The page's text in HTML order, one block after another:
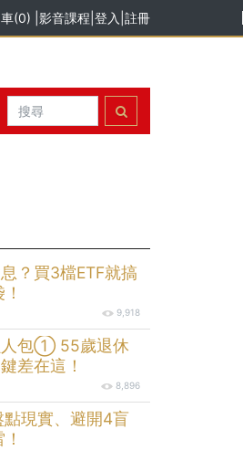
(0) 影音課程 登入 註冊
？買3檔ETF就搞
9,918
人包① 55歲退休
差在這！
8,896
現實、避開4盲